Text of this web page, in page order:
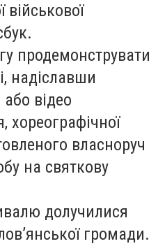
військової
продемонструвати
надіславши
відео
хореографiчної
власноруч
на святкову
долучилися
громади.